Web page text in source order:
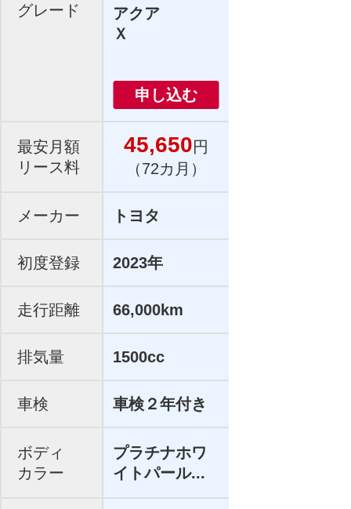
グレード
アクア
Ｘ
申し込む
最安月額
リース料
45,650円
（72カ月）
メーカー トヨタ
初度登録 2023年
走行距離 66,000km
排気量 1500cc
車検 車検２年付き
ボディ
カラー
プラチナホワ
イトパール...